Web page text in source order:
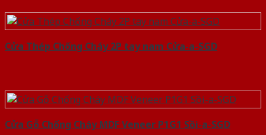
Cửa Thép Chống Cháy 2P tay nam Cửa-a-SGD
Cửa Gỗ Chống Cháy MDF Veneer P1G1 Sồi-a-SGD